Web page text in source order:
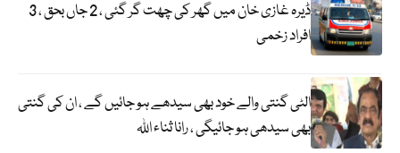
ڈیرہ غازی خان میں گھر کی چھت گر گئی ، 2 جاں بحق ، 3
افراد زخمی
الٹی گنتی والے خود بھی سیدھے ہو جائیں گے ، ان کی گنتی
بھی سیدھی ہو جائیگی ، رانا ثناء اللہ